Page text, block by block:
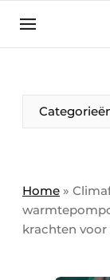
Banner
Contact
Algemeen
Home »
krachten